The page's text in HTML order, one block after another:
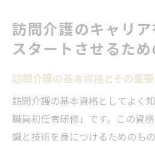
訪問介護のキャリ
スタートさせるた
訪問介護の基本資格とその重
訪問介護の基本資格としてよく
職員初任者研修」です。この資
識と技術を身につけるためのも